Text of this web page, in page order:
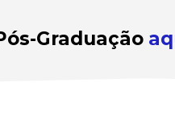
Graduação